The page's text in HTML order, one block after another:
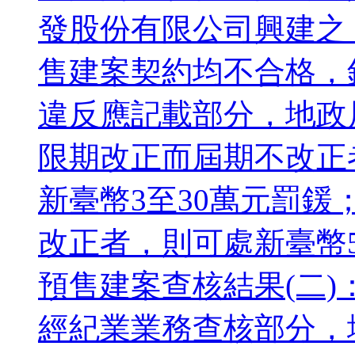
發股份有限公司興建
售建案契約均不合格
違反應記載部分，地
限期改正而屆期不改
新臺幣3至30萬元罰鍰
改正者，則可處新臺
預售建案查核結果(
經紀業業務查核部分